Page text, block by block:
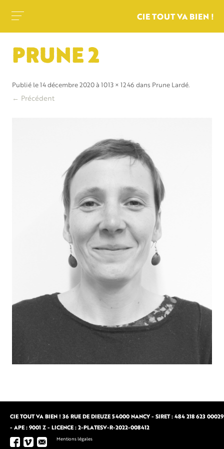
PRUNE 2
Publié le 14 décembre 2020 à 1013 × 1246 dans Prune Lardé.
← Précédent
CIE TOUT VA BIEN ! 36 RUE DE DIEUZE 54000 NANCY - SIRET : 484 218 623 00029
- APE : 9001 Z - LICENCE : 2-PLATESV-R-2022-008412
Mentions légales
CIE TOUT VA BIEN !